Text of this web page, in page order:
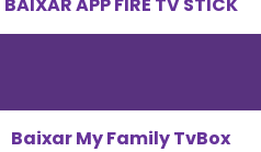
Baixar My Family TvBox